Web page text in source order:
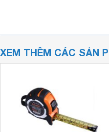
XEM THÊM CÁC SẢN